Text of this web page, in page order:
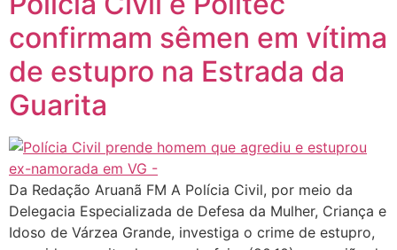
confirmam sêmen em vítima
de estupro na Estrada da
Guarita
Da Redação Aruanã FM A Polícia Civil, por meio da
Delegacia Especializada de Defesa da Mulher, Criança e
Idoso de Várzea Grande, investiga o crime de estupro,